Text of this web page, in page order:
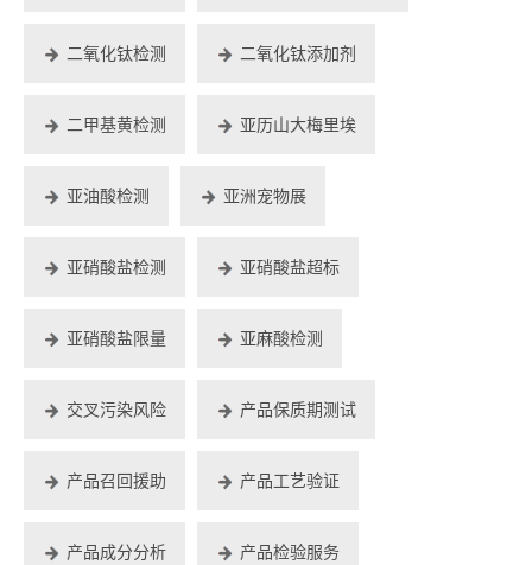
二氧化钛检测 二氧化钛添加剂
二甲基黄检测 亚历山大梅里埃
亚油酸检测 亚洲宠物展
亚硝酸盐检测 亚硝酸盐超标
亚硝酸盐限量 亚麻酸检测
交叉污染风险 产品保质期测试
产品召回援助 产品工艺验证
产品成分分析 产品检验服务